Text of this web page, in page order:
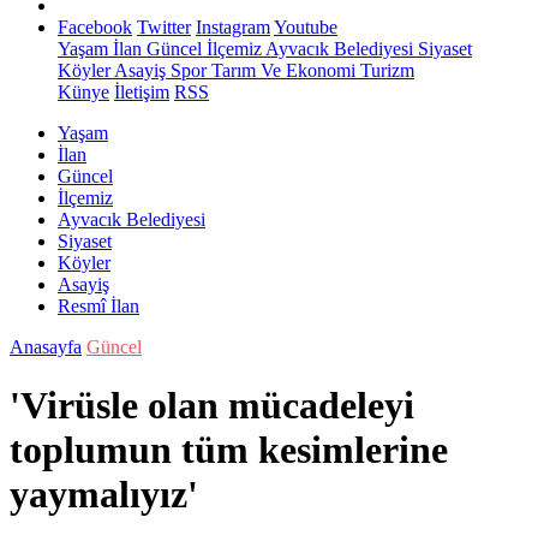
Facebook Twitter InstagramYoutube
Yaşam İlan Güncel İlçemiz Ayvacık Belediyesi Siyaset
KöylerAsayiş SporTarım Ve Ekonomi Turizm
Künye İletişim RSS
Yaşam
İlan
Güncel
İlçemiz
Ayvacık Belediyesi
Siyaset
Köyler
Asayiş
Resmî İlan
Anasayfa Güncel
'Virüsle olan mücadeleyi
toplumun tüm kesimlerine
yaymalıyız'